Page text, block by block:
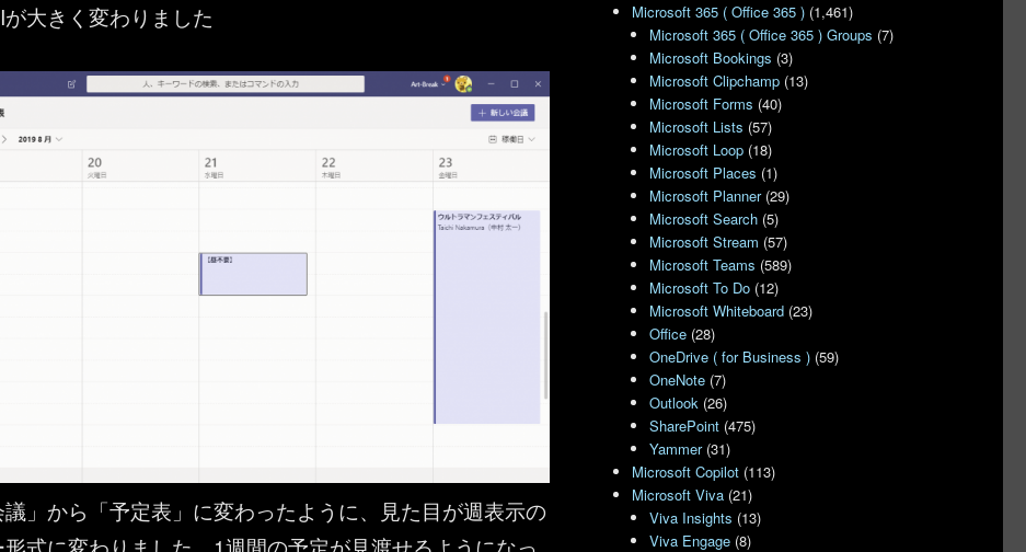
大きく変わりました
」から「予定表」に変わったように、見た目が週表示の
式に変わりました。1週間の予定が見渡せるようになっ
Microsoft 365 ( Office 365 ) (1,461)
Microsoft 365 ( Office 365 ) Groups (7)
Microsoft Bookings (3)
Microsoft Clipchamp (13)
Microsoft Forms (40)
Microsoft Lists (57)
Microsoft Loop (18)
Microsoft Places (1)
Microsoft Planner(29)
Microsoft Search (5)
Microsoft Stream (57)
Microsoft Teams (589)
Microsoft To Do (12)
Microsoft Whiteboard (23)
Office (28)
OneDrive ( for Business ) (59)
OneNote (7)
Outlook (26)
SharePoint (475)
Yammer(31)
Microsoft Copilot (113)
Microsoft Viva (21)
Viva Insights (13)
Viva Engage (8)